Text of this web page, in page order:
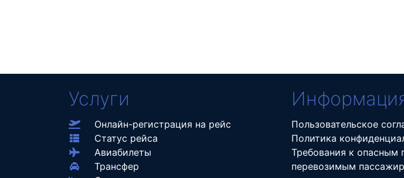
Услуги
Онлайн-регистрация на рейс
Статус рейса
Авиабилеты
Трансфер
Пользовательское
Политика
Требования к опасным
перевозимым